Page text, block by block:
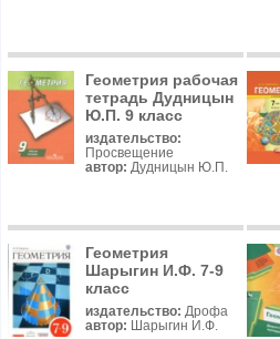
Геометрия рабочая
тетрадь Дудницын
Ю.П. 9 класс
издательство:
Просвещение
автор: Дудницын Ю.П.
Геометрия
Шарыгин И.Ф. 7-9
класс
издательство: Дрофа
автор: Шарыгин И.Ф.